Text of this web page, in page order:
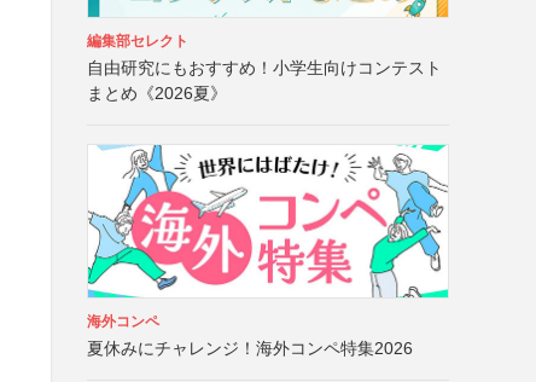
編集部セレクト
自由研究にもおすすめ！小学生向けコンテスト
まとめ《2026夏》
海外コンペ
夏休みにチャレンジ！海外コンペ特集2026